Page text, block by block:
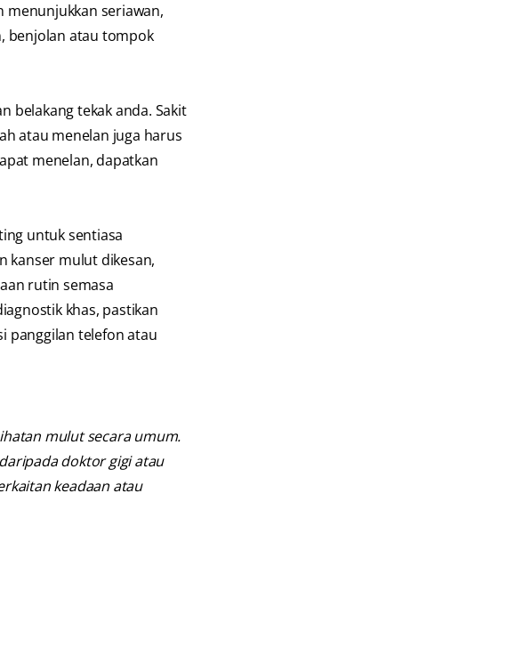
menunjukkan seriawan,
benjolan atau tompok
belakang tekak anda. Sakit
atau menelan juga harus
menelan, dapatkan
untuk sentiasa
kanser mulut dikesan,
rutin semasa
khas, pastikan
panggilan telefon atau
mulut secara umum.
doktor gigi atau
keadaan atau